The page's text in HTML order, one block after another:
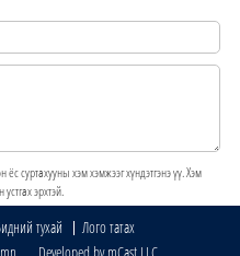
ёс суртахууны хэм хэмжээг хүндэтгэнэ үү. Хэм
эрхтэй.
тухай
Лого татах